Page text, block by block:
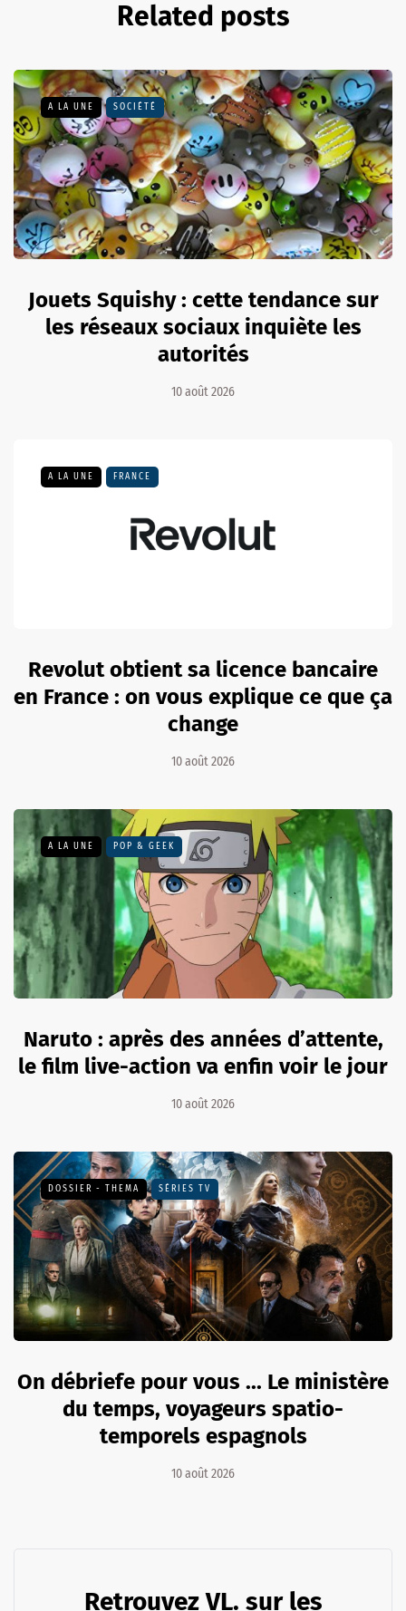
Related posts
A LA UNE SOCIÉTÉ
Jouets Squishy : cette tendance sur
les réseaux sociaux inquiète les
autorités
10 août 2026
A LA UNE FRANCE
Revolut obtient sa licence bancaire
en France : on vous explique ce que ça
change
10 août 2026
A LA UNE POP & GEEK
Naruto : après des années d’attente,
le film live-action va enfin voir le jour
10 août 2026
DOSSIER - THEMA SÉRIES TV
On débriefe pour vous ... Le ministère
du temps, voyageurs spatio-
temporels espagnols
10 août 2026
Retrouvez VL. sur les